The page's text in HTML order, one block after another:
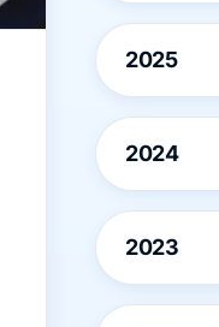
2025
2024
2023